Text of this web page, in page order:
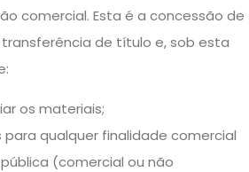
comercial. Esta é a concessão de
de título e, sob esta
os materiais;
para qualquer finalidade comercial
(comercial ou não